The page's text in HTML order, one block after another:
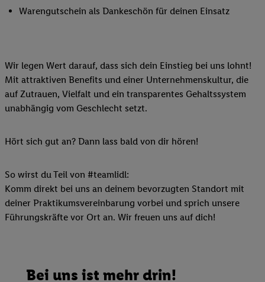
Warengutschein als Dankeschön für deinen Einsatz
Wir legen Wert darauf, dass sich dein Einstieg bei uns lohnt!
Mit attraktiven Benefits und einer Unternehmenskultur, die
auf Zutrauen, Vielfalt und ein transparentes Gehaltssystem
unabhängig vom Geschlecht setzt.
Hört sich gut an? Dann lass bald von dir hören!
So wirst du Teil von #teamlidl:
Komm direkt bei uns an deinem bevorzugten Standort mit
deiner Praktikumsvereinbarung vorbei und sprich unsere
Führungskräfte vor Ort an. Wir freuen uns auf dich!
Bei uns ist mehr drin!